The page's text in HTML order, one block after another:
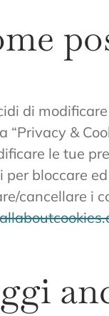
di
“Privacy &
le tue
per bloccare
cancellare i